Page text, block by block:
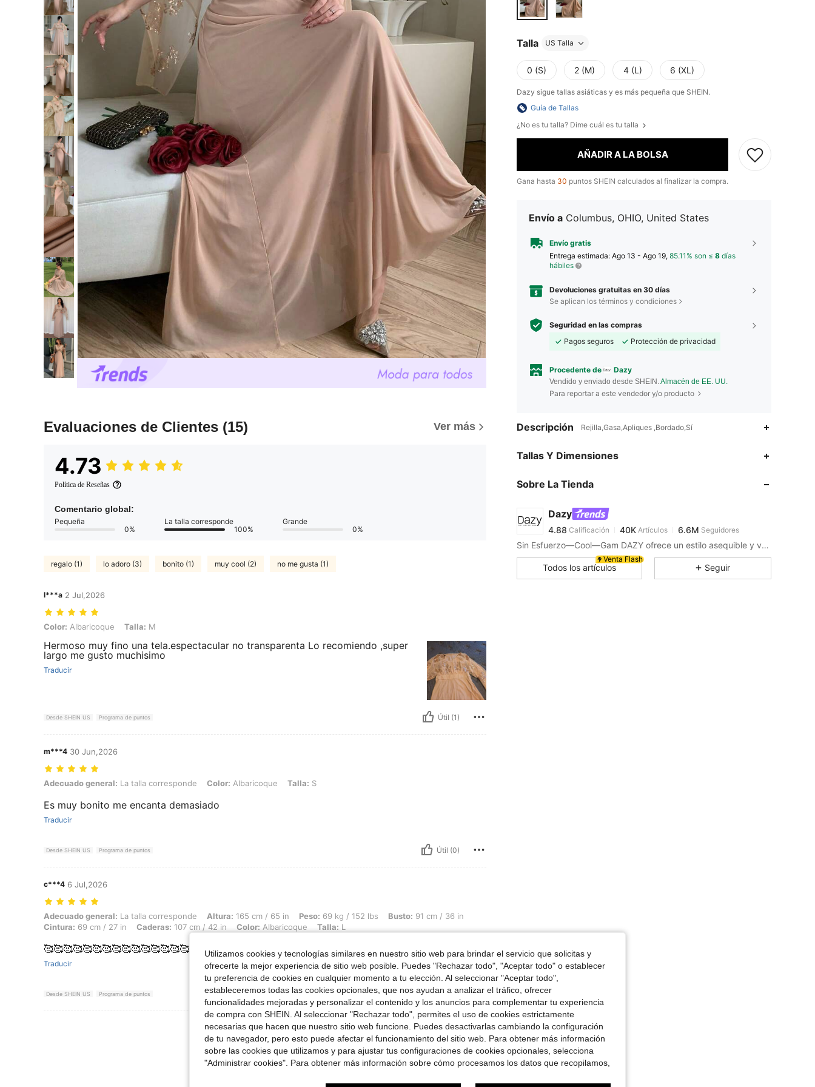
Evaluaciones de Clientes (15) Ver más
4.73
Política de Reseñas
Comentario global:
Pequeña
0%
La talla corresponde
100%
Grande
0%
regalo (1) lo adoro (3) bonito (1) muy cool (2) no me gusta (1)
l***a 2 Jul,2026
Color: Albaricoque, Talla: M
Color: Albaricoque Talla: M
Hermoso muy fino una tela.espectacular no transparenta Lo recomiendo ,super
largo me gusto muchisimo
Traducir
Desde SHEIN US Programa de puntos Útil (1)
m***4 30 Jun,2026
Adecuado general: La talla corresponde, Color: Albaricoque, Talla: S
Adecuado general: La talla corresponde Color: Albaricoque Talla: S
Es muy bonito me encanta demasiado
Traducir
Desde SHEIN US Programa de puntos Útil (0)
c***4 6 Jul,2026
Adecuado general: La talla corresponde, Altura: 165 cm / 65 in, Peso: 69 kg / 152 lbs, Busto: 91 cm / 36 in, Cintura: 69 cm / 27 in, Caderas: 107 cm / 42 in, Color: Albaricoque, Talla: L
Adecuado general: La talla corresponde Altura: 165 cm / 65 in Peso: 69 kg / 152 lbs Busto: 91 cm / 36 in
Cintura: 69 cm / 27 in Caderas: 107 cm / 42 in Color: Albaricoque Talla: L
🥰🥰🥰🥰🥰🥰🥰🥰🥰🥰🥰🥰🥰🥰🥰🥰🥰🥰 Hermosooo
Traducir
Desde SHEIN US Programa de puntos Útil (0)
Ver Más Reseñas
Talla US Talla
0 (S) 2 (M) 4 (L) 6 (XL)
Dazy sigue tallas asiáticas y es más pequeña que SHEIN.
Guía de Tallas
¿No es tu talla? Dime cuál es tu talla
AÑADIR A LA BOLSA
Gana hasta 30 puntos SHEIN calculados al finalizar la compra.
Envío a Columbus, OHIO, United States
Envío gratis
Entrega estimada: Ago 13 - Ago 19, 85.11% son ≤ 8 días
hábiles
Devoluciones gratuitas en 30 días
Se aplican los términos y condiciones
Seguridad en las compras
Pagos seguros
Protección de privacidad
Procedente de Dazy
Vendido y enviado desde SHEIN.Almacén de EE. UU.
Para reportar a este vendedor y/o producto
Descripción Rejilla,Gasa,Apliques ,Bordado,Sí
Tallas Y Dimensiones
Sobre La Tienda
Dazy
4.88
4.88
Calificación
s***6pagó Hace 13 horas
4.88 40K 6.6M
Sin Esfuerzo—Cool—Gam DAZY ofrece un estilo asequible y versátil para crear tu armario definitivo. Vístete con confianza exactamente de la manera que tu elijas.
Venta Flash
Todos los artículos Seguir
Utilizamos cookies y tecnologías similares en nuestro sitio web para brindar el servicio que solicitas y
ofrecerte la mejor experiencia de sitio web posible. Puedes "Rechazar todo", "Aceptar todo" o establecer
tu preferencia de cookies en cualquier momento a tu elección. Al seleccionar "Aceptar todo",
estableceremos todas las cookies opcionales, que nos ayudan a analizar el tráfico, ofrecer
funcionalidades mejoradas y personalizar el contenido y los anuncios para complementar tu experiencia
de compra con SHEIN. Al seleccionar "Rechazar todo", permites el uso de cookies estrictamente
necesarias que hacen que nuestro sitio web funcione. Puedes desactivarlas cambiando la configuración
de tu navegador, pero esto puede afectar el funcionamiento del sitio web. Para obtener más información
sobre las cookies que utilizamos y para ajustar tus configuraciones de cookies opcionales, selecciona
"Administrar cookies". Para obtener más información sobre cómo procesamos los datos que recopilamos,